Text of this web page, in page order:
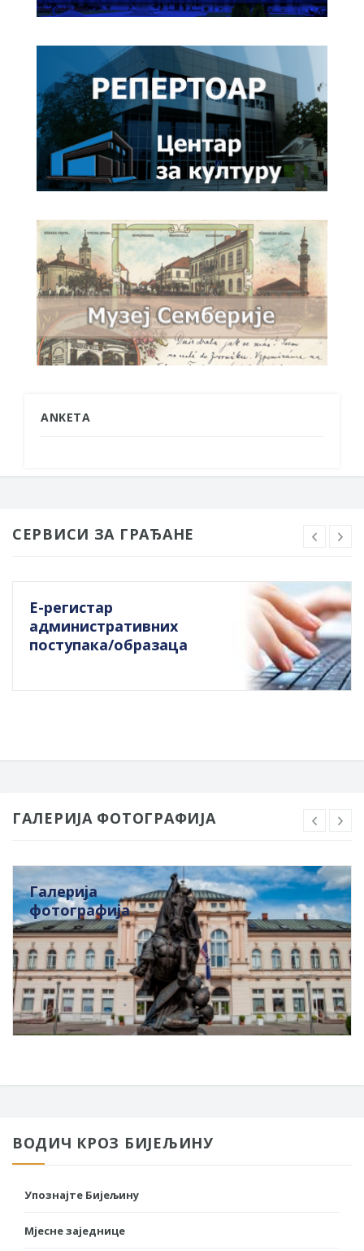
ANKETA
СЕРВИСИ ЗА ГРАЂАНЕ
Е-регистар
административних
поступака/образаца
ГАЛЕРИЈА ФОТОГРАФИЈА
Галерија
фотографија
ВОДИЧ КРОЗ БИЈЕЉИНУ
Упознајте Бијељину
Мјесне заједнице